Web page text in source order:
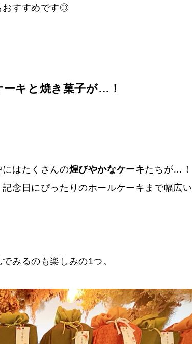
おすすめです◎
キと焼き菓子が…！
はたくさんの煌びやかなケーキたちが…！
念日にぴったりのホールケーキまで幅広い
みるのも楽しみの1つ。